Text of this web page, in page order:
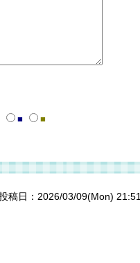
■ ■
稿日：2026/03/09(Mon) 21:51